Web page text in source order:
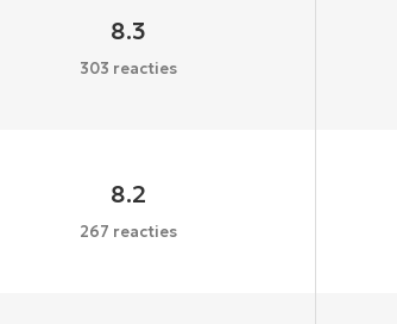
8.3
303 reacties
8.2
267 reacties